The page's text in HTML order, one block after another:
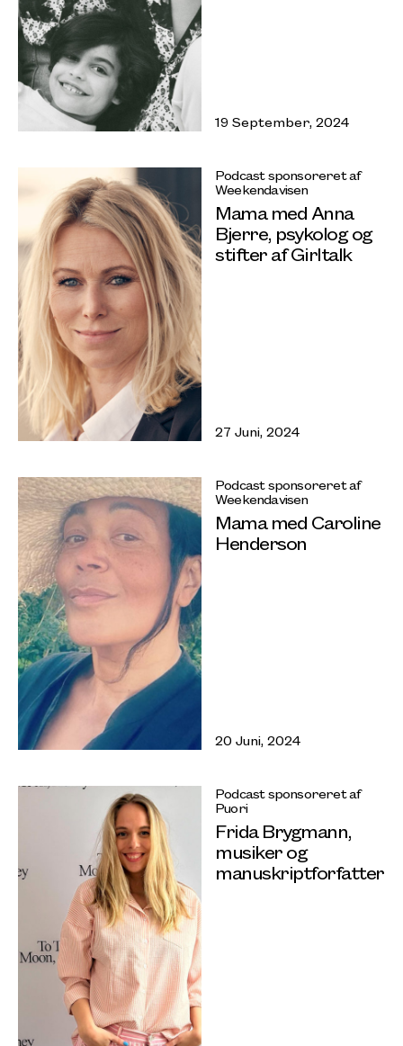
19 September, 2024
Podcast sponsoreret af
Weekendavisen
Mama med Anna
Bjerre, psykolog og
stifter af Girltalk
27 Juni, 2024
Podcast sponsoreret af
Weekendavisen
Mama med Caroline
Henderson
20 Juni, 2024
Podcast sponsoreret af
Puori
Frida Brygmann,
musiker og
manuskriptforfatter